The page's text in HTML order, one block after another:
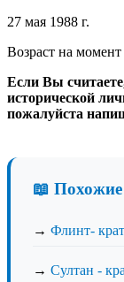
27 мая 1988 г.
Возраст на
Если Вы
исторической
пожалуйста
📖 Похожие
→ Флинт-
→ Султан -